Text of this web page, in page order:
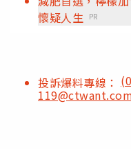
懷疑人生 PR
投訴爆料專線：